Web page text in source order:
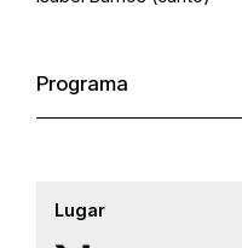
Programa
Lugar